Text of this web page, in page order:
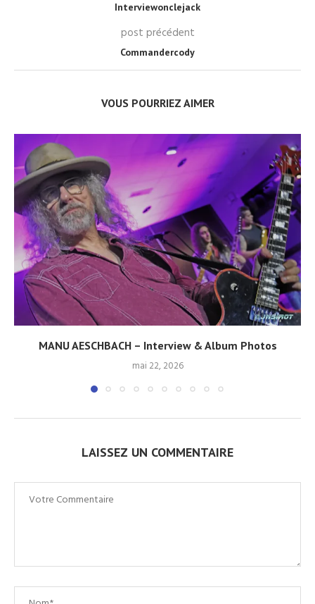
Interviewonclejack
post précédent
Commandercody
VOUS POURRIEZ AIMER
MANU AESCHBACH – Interview & Album Photos
mai 22, 2026
LAISSEZ UN COMMENTAIRE